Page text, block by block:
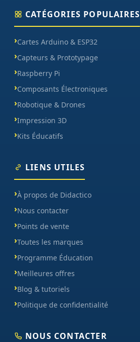
CATÉGORIES POPULAIRES
Cartes Arduino & ESP32
Capteurs & Prototypage
Raspberry Pi
Composants Électroniques
Robotique & Drones
Impression 3D
Kits Éducatifs
LIENS UTILES
À propos de Didactico
Nous contacter
Points de vente
Toutes les marques
Programme Éducation
Meilleures offres
Blog & tutoriels
Politique de confidentialité
NOUS CONTACTER